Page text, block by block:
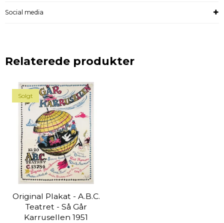
Social media
Relaterede produkter
Solgt
Original Plakat - A.B.C.
Teatret - Så Går
Karrusellen 1951